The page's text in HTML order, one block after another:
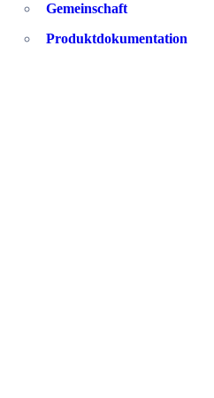
Gemeinschaft
Produktdokumentation